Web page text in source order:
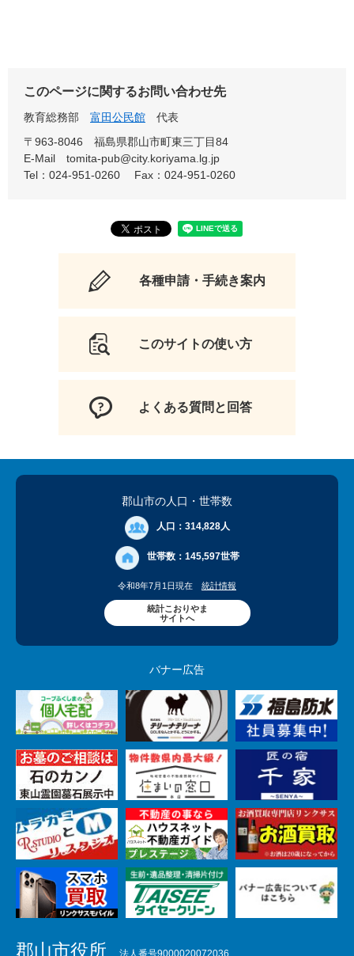
このページに関するお問い合わせ先
教育総務部 富田公民館
代表
〒963-8046 福島県郡山市町東三丁目84
E-Mail tomita-pub@city.koriyama.lg.jp
Tel：024-951-0260
Fax：024-951-0260
各種申請・手続き案内
このサイトの使い方
よくある質問と回答
郡山市の人口 ・世帯数
人口： 314,828人
世帯数： 145,597世帯
令和8年7月1日現在 統計情報
統計こおりやま
サイトへ
バナー広告
郡山市役所